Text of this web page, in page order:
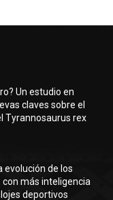
Un estudio en
claves sobre el
Tyrannosaurus rex
evolución de los
más inteligencia
deportivos